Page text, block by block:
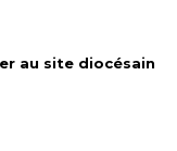
au site diocésain